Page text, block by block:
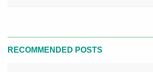
RECOMMENDED POSTS